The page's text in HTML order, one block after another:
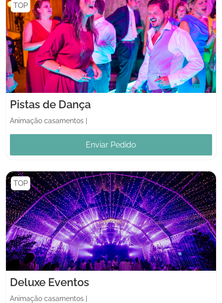
TOP
Pistas de Dança
Animação casamentos
Enviar Pedido
TOP
Deluxe Eventos
Animação casamentos